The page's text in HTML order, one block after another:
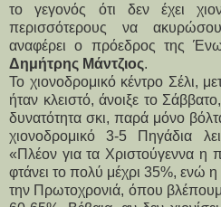
το γεγονός ότι δεν έχει
περισσότερους να
αναφέρει ο πρόεδρος της
Δημήτρης Μάντζιος.
Το χιονοδρομικό κέντρο Σέλι,
ήταν κλειστό, άνοιξε το
δυνατότητα σκι, παρά μόνο
χιονοδρομικό 3-5 Πηγάδια
«Πλέον για τα Χριστούγεννα η
φτάνει το πολύ μέχρι 35%, ενώ η
την Πρωτοχρονιά, όπου